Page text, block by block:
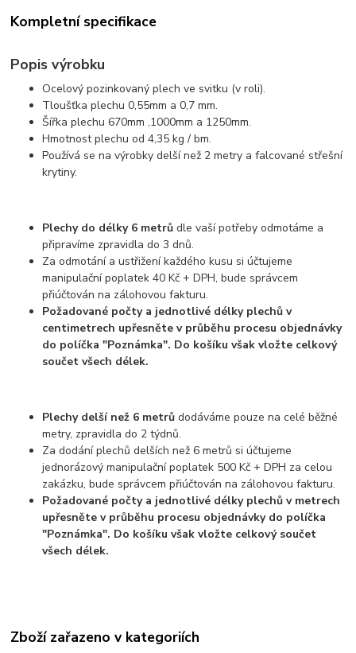
Kompletní specifikace
Popis výrobku
Ocelový pozinkovaný plech ve svitku (v roli).
Tloušťka plechu 0,55mm a 0,7 mm.
Šířka plechu 670mm ,1000mm a 1250mm.
Hmotnost plechu od 4,35 kg / bm.
Používá se na výrobky delší než 2 metry a falcované střešní
krytiny.
Plechy do délky 6 metrů dle vaší potřeby odmotáme a
připravíme zpravidla do 3 dnů.
Za odmotání a ustřižení každého kusu si účtujeme
manipulační poplatek 40 Kč + DPH, bude správcem
přiúčtován na zálohovou fakturu.
Požadované počty a jednotlivé délky plechů v
centimetrech upřesněte v průběhu procesu objednávky
do políčka "Poznámka". Do košíku však vložte celkový
součet všech délek.
Plechy delší než 6 metrů dodáváme pouze na celé běžné
metry, zpravidla do 2 týdnů.
Za dodání plechů delších než 6 metrů si účtujeme
jednorázový manipulační poplatek 500 Kč + DPH za celou
zakázku, bude správcem přiúčtován na zálohovou fakturu.
Požadované počty a jednotlivé délky plechů v metrech
upřesněte v průběhu procesu objednávky do políčka
"Poznámka". Do košíku však vložte celkový součet
všech délek.
Zboží zařazeno v kategoriích